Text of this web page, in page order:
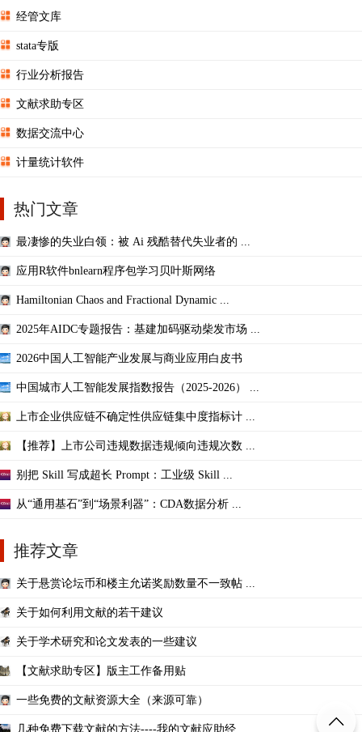
经管文库
stata专版
行业分析报告
文献求助专区
数据交流中心
计量统计软件
热门文章
最凄惨的失业白领：被 Ai 残酷替代失业者的 ...
应用R软件bnlearn程序包学习贝叶斯网络
Hamiltonian Chaos and Fractional Dynamic ...
2025年AIDC专题报告：基建加码驱动柴发市场 ...
2026中国人工智能产业发展与商业应用白皮书
中国城市人工智能发展指数报告（2025-2026） ...
上市企业供应链不确定性供应链集中度指标计 ...
【推荐】上市公司违规数据违规倾向违规次数 ...
别把 Skill 写成超长 Prompt：工业级 Skill ...
从“通用基石”到“场景利器”：CDA数据分析 ...
推荐文章
关于悬赏论坛币和楼主允诺奖励数量不一致帖 ...
关于如何利用文献的若干建议
关于学术研究和论文发表的一些建议
【文献求助专区】版主工作备用贴
一些免费的文献资源大全（来源可靠）
几种免费下载文献的方法----我的文献应助经